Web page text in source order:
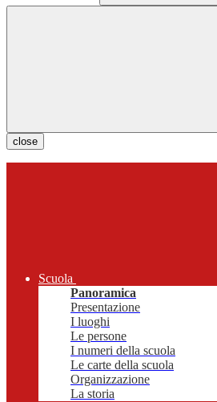
close
Scuola
Panoramica
Presentazione
I luoghi
Le persone
I numeri della scuola
Le carte della scuola
Organizzazione
La storia